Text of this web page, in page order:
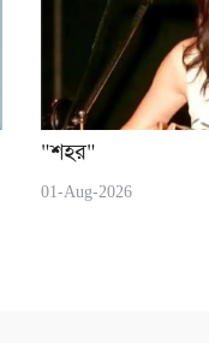
"শহর"
01-Aug-2026